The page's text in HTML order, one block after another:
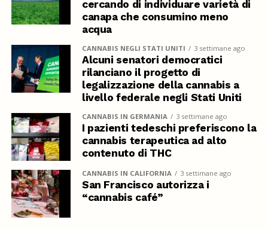
cercando di individuare varietà di
canapa che consumino meno
acqua
CANNABIS NEGLI STATI UNITI 3 settimane ago
Alcuni senatori democratici
rilanciano il progetto di
legalizzazione della cannabis a
livello federale negli Stati Uniti
CANNABIS IN GERMANIA 3 settimane ago
I pazienti tedeschi preferiscono la
cannabis terapeutica ad alto
contenuto di THC
CANNABIS IN CALIFORNIA 3 settimane ago
San Francisco autorizza i
“cannabis café”